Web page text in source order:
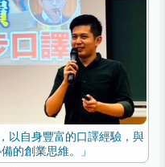
以自身豐富的口譯經驗，與
的創業思維。」